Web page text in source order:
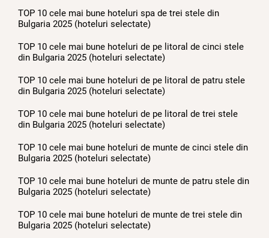
TOP 10 cele mai bune hoteluri spa de trei stele din
Bulgaria 2025 (hoteluri selectate)
TOP 10 cele mai bune hoteluri de pe litoral de cinci stele
din Bulgaria 2025 (hoteluri selectate)
TOP 10 cele mai bune hoteluri de pe litoral de patru stele
din Bulgaria 2025 (hoteluri selectate)
TOP 10 cele mai bune hoteluri de pe litoral de trei stele
din Bulgaria 2025 (hoteluri selectate)
TOP 10 cele mai bune hoteluri de munte de cinci stele din
Bulgaria 2025 (hoteluri selectate)
TOP 10 cele mai bune hoteluri de munte de patru stele din
Bulgaria 2025 (hoteluri selectate)
TOP 10 cele mai bune hoteluri de munte de trei stele din
Bulgaria 2025 (hoteluri selectate)